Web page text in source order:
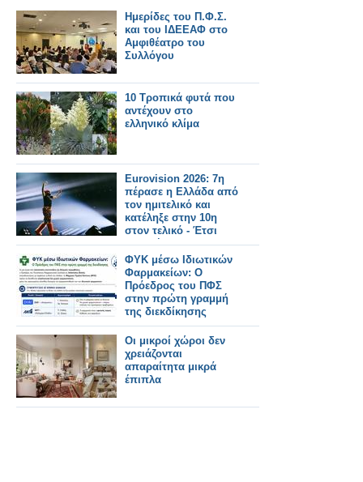
Ημερίδες του Π.Φ.Σ.
και του ΙΔΕΕΑΦ στο
Αμφιθέατρο του
Συλλόγου
10 Τροπικά φυτά που
αντέχουν στο
ελληνικό κλίμα
Eurovision 2026: 7η
πέρασε η Ελλάδα από
τον ημιτελικό και
κατέληξε στην 10η
στον τελικό - Έτσι
μας ψήφισαν
ΦΥΚ μέσω Ιδιωτικών
Φαρμακείων: Ο
Πρόεδρος του ΠΦΣ
στην πρώτη γραμμή
της διεκδίκησης
Οι μικροί χώροι δεν
χρειάζονται
απαραίτητα μικρά
έπιπλα